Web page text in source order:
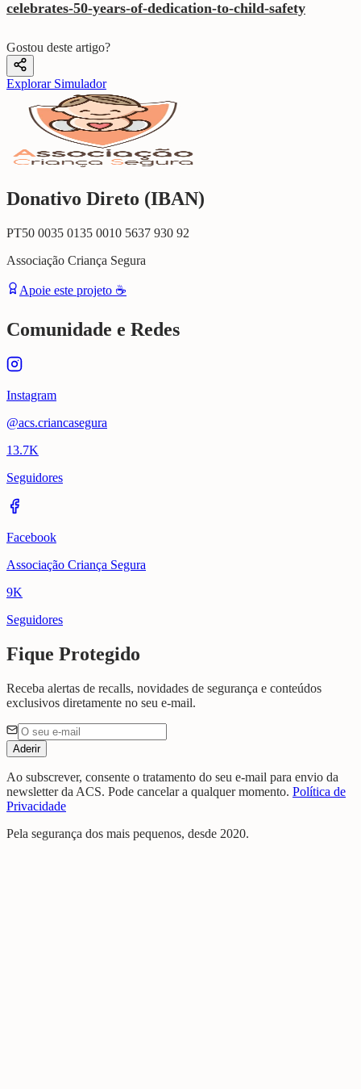
celebrates-50-years-of-dedication-to-child-safety
Gostou deste artigo?
Explorar Simulador
Donativo Direto (IBAN)
PT50 0035 0135 0010 5637 930 92
Associação Criança Segura
Apoie este projeto ☕
Comunidade e Redes
Instagram
@acs.criancasegura
13.7K
Seguidores
Facebook
Associação Criança Segura
9K
Seguidores
Fique Protegido
Receba alertas de recalls, novidades de segurança e conteúdos
exclusivos diretamente no seu e-mail.
Aderir
Ao subscrever, consente o tratamento do seu e-mail para envio da
newsletter da ACS. Pode cancelar a qualquer momento. Política de
Privacidade
Pela segurança dos mais pequenos, desde 2020.